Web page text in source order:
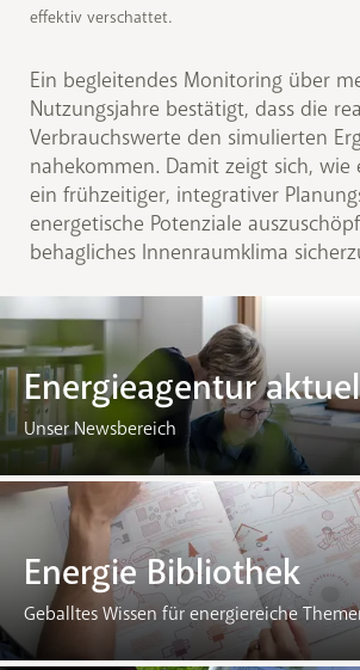
effektiv verschattet.
Ein begleitendes Monitoring über
Nutzungsjahre bestätigt, dass die
Verbrauchswerte den simulierten
nahekommen. Damit zeigt sich, wie
ein frühzeitiger, integrativer
energetische Potenziale
behagliches Innenraumklima
Energieagentur
Unser Newsbereich
Energie Bibliothek
Geballtes Wissen für energiereiche